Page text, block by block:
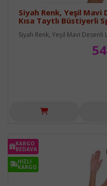
Siyah Renk, Yeşil Mavi
Kısa Taytlı Büstiyerli
Siyah Renk, Yeşil Mavi Desenli
KARGO
BEDAVA
HIZLI
KARGO